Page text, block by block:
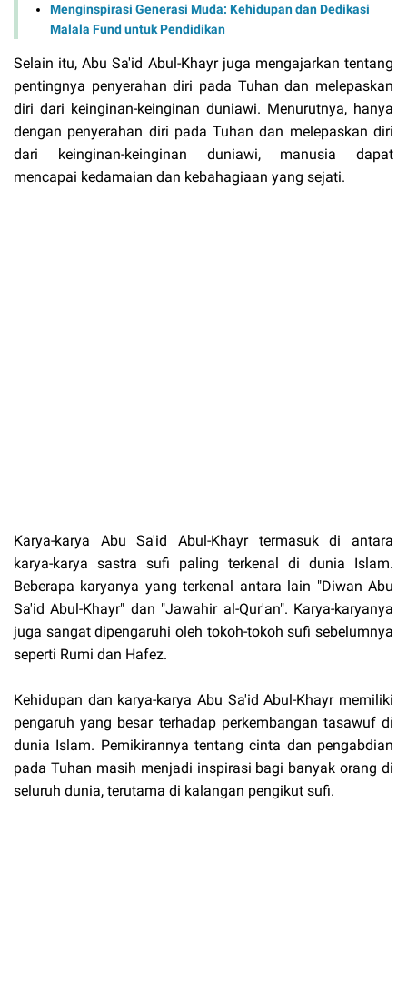
Menginspirasi Generasi Muda: Kehidupan dan Dedikasi
Malala Fund untuk Pendidikan
Selain itu, Abu Sa'id Abul-Khayr juga mengajarkan tentang
pentingnya penyerahan diri pada Tuhan dan melepaskan
diri dari keinginan-keinginan duniawi. Menurutnya, hanya
dengan penyerahan diri pada Tuhan dan melepaskan diri
dari keinginan-keinginan duniawi, manusia dapat
mencapai kedamaian dan kebahagiaan yang sejati.
Karya-karya Abu Sa'id Abul-Khayr termasuk di antara
karya-karya sastra sufi paling terkenal di dunia Islam.
Beberapa karyanya yang terkenal antara lain "Diwan Abu
Sa'id Abul-Khayr" dan "Jawahir al-Qur'an". Karya-karyanya
juga sangat dipengaruhi oleh tokoh-tokoh sufi sebelumnya
seperti Rumi dan Hafez.
Kehidupan dan karya-karya Abu Sa'id Abul-Khayr memiliki
pengaruh yang besar terhadap perkembangan tasawuf di
dunia Islam. Pemikirannya tentang cinta dan pengabdian
pada Tuhan masih menjadi inspirasi bagi banyak orang di
seluruh dunia, terutama di kalangan pengikut sufi.